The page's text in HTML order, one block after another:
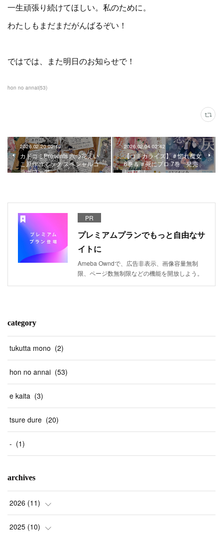
一生頑張り続けてほしい。私のために。
わたしもまだまだがんばるぞい！
ではでは、また明日のお知らせで！
hon no annai(53)
2026.02.20 02:19
カドコミPresents 六つ花えい
こ原作コミック スペシャルコ
ラボフェア
2026.02.04 02:42
【コミカライズ】＃惚れ魔女
6巻＆＃死にプロ 7巻 発売
します！
PR
プレミアムプランでもっと自由なサ
イトに
Ameba Owndで、広告非表示、画像容量無制
限、ページ数無制限などの機能を開放しよう。
category
tukutta mono (2)
hon no annai (53)
e kaita (3)
tsure dure (20)
- (1)
archives
2026 (11)
(1)
2025 (10)